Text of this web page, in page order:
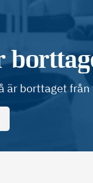
är borttaget från